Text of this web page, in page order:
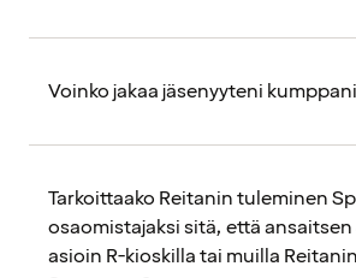
Voinko jakaa jäsenyyteni
Tarkoittaako Reitanin tuleminen
osaomistajaksi sitä, että
asioin R-kioskilla tai muilla